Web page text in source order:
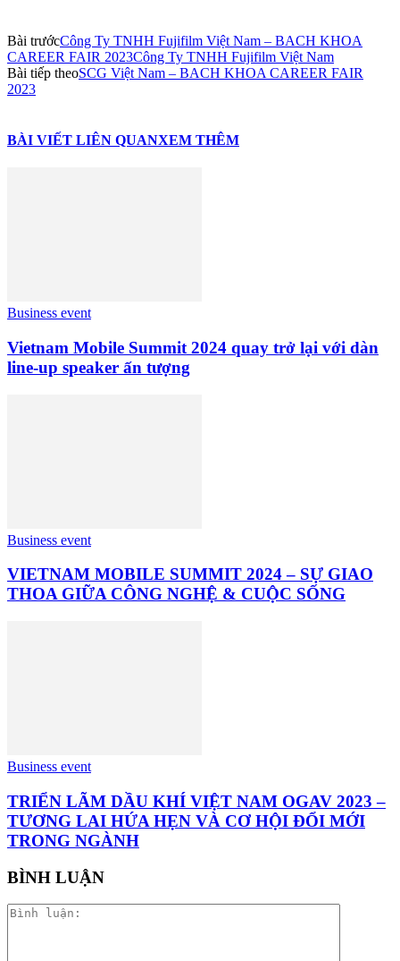
Bài trướcCông Ty TNHH Fujifilm Việt Nam – BACH KHOA
CAREER FAIR 2023Công Ty TNHH Fujifilm Việt Nam
Bài tiếp theoSCG Việt Nam – BACH KHOA CAREER FAIR
2023
BÀI VIẾT LIÊN QUANXEM THÊM
Business event
Vietnam Mobile Summit 2024 quay trở lại với dàn
line-up speaker ấn tượng
Business event
VIETNAM MOBILE SUMMIT 2024 – SỰ GIAO
THOA GIỮA CÔNG NGHỆ & CUỘC SỐNG
Business event
TRIỂN LÃM DẦU KHÍ VIỆT NAM OGAV 2023 –
TƯƠNG LAI HỨA HẸN VÀ CƠ HỘI ĐỔI MỚI
TRONG NGÀNH
BÌNH LUẬN